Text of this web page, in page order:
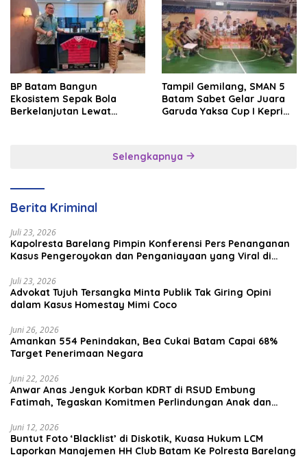
BP Batam Bangun
Ekosistem Sepak Bola
Berkelanjutan Lewat
Tampil Gemilang, SMAN 5
Batam Sabet Gelar Juara
Garuda Yaksa Cup I Kepri
Selengkapnya
Berita Kriminal
Juli 23, 2026
Kapolresta Barelang Pimpin Konferensi Pers Penanganan
Kasus Pengeroyokan dan Penganiayaan yang Viral di
Juli 23, 2026
Advokat Tujuh Tersangka Minta Publik Tak Giring Opini
dalam Kasus Homestay Mimi Coco
Juni 26, 2026
Amankan 554 Penindakan, Bea Cukai Batam Capai 68%
Target Penerimaan Negara
Juni 22, 2026
Anwar Anas Jenguk Korban KDRT di RSUD Embung
Fatimah, Tegaskan Komitmen Perlindungan Anak dan
Juni 12, 2026
Buntut Foto ‘Blacklist’ di Diskotik, Kuasa Hukum LCM
Laporkan Manajemen HH Club Batam Ke Polresta Barelang